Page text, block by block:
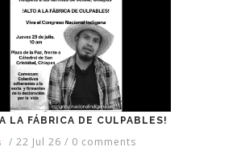
LA FÁBRICA DE CULPABLES!
/ 22 Jul 26 / 0 comments